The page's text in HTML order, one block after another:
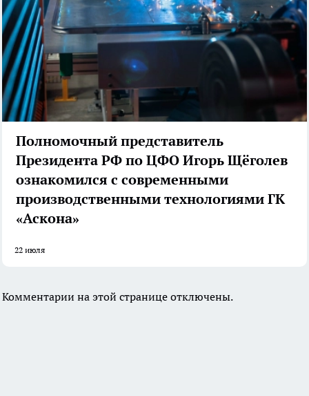
Полномочный представитель
Президента РФ по ЦФО Игорь Щёголев
ознакомился с современными
производственными технологиями ГК
«Аскона»
22 июля
Комментарии на этой странице отключены.